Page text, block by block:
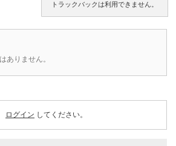
トラックバックは利用できません。
ありません。
ログイン してください。